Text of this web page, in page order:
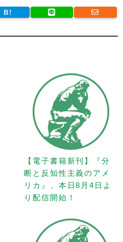
【電子書籍新刊】『分
断と反知性主義のアメ
リカ』、本日8月4日よ
り配信開始！